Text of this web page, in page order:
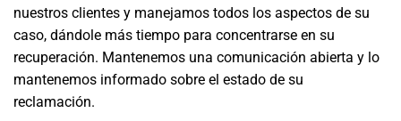
nuestros clientes y manejamos todos los aspectos de su
caso, dándole más tiempo para concentrarse en su
recuperación. Mantenemos una comunicación abierta y lo
mantenemos informado sobre el estado de su
reclamación.